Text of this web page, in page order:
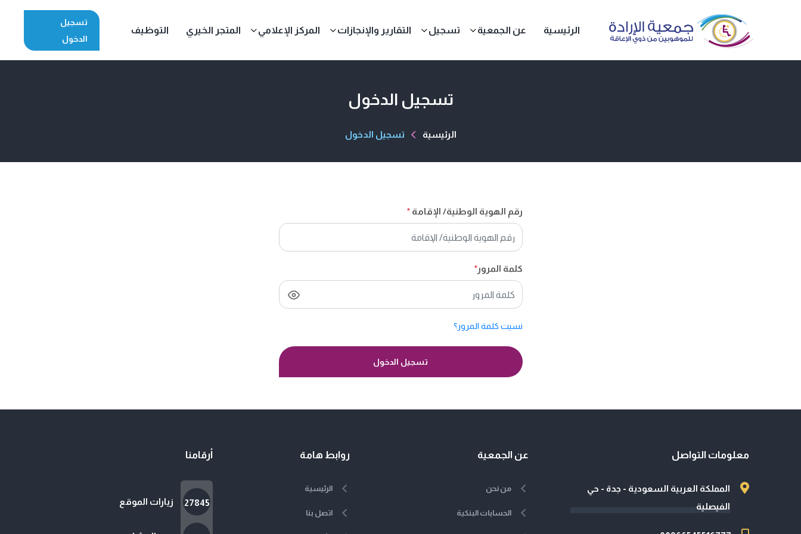
الرئيسية عن الجمعية تسجيل التقارير والإنجازات المركز الإعلامي المتجر الخيري التوظيف
تسجيل
الدخول
تسجيل الدخول
الرئيسية تسجيل الدخول
رقم الهوية الوطنية/ الإقامة*
كلمة المرور*
نسيت كلمة المرور؟
تسجيل الدخول
معلومات التواصل
المملكة العربية السعودية - جدة - حي
الفيصلية
عن الجمعية
من نحن
الحسابات البنكية
روابط هامة
الرئيسية
اتصل بنا
أرقامنا
27845 زيارات الموقع